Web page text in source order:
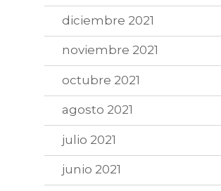
diciembre 2021
noviembre 2021
octubre 2021
agosto 2021
julio 2021
junio 2021